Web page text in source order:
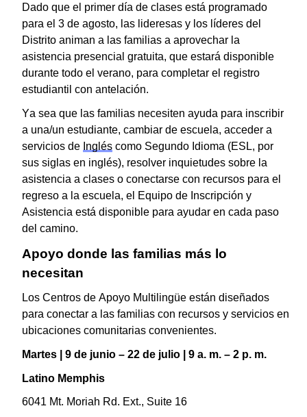
Dado que el primer día de clases está programado
para el 3 de agosto, las lideresas y los líderes del
Distrito animan a las familias a aprovechar la
asistencia presencial gratuita, que estará disponible
durante todo el verano, para completar el registro
estudiantil con antelación.
Ya sea que las familias necesiten ayuda para inscribir
a una/un estudiante, cambiar de escuela, acceder a
servicios de Ingléscomo Segundo Idioma (ESL, por
sus siglas en inglés), resolver inquietudes sobre la
asistencia a clases o conectarse con recursos para el
regreso a la escuela, el Equipo de Inscripción y
Asistencia está disponible para ayudar en cada paso
del camino.
Apoyo donde las familias más lo
necesitan
Los Centros de Apoyo Multilingüe están diseñados
para conectar a las familias con recursos y servicios en
ubicaciones comunitarias convenientes.
Martes | 9 de junio – 22 de julio | 9 a. m. – 2 p. m.
Latino Memphis
6041 Mt. Moriah Rd. Ext., Suite 16